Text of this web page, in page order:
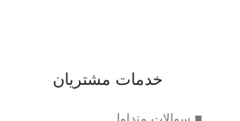
خدمات مشتریان